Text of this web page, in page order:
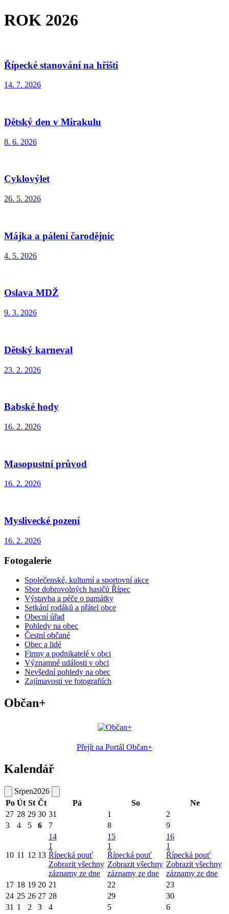
ROK 2026
Řípecké stanování na hřišti
14. 7. 2026
Dětský den v Mirakulu
8. 6. 2026
Cyklovýlet
26. 5. 2026
Májka a pálení čarodějnic
4. 5. 2026
Oslava MDŽ
9. 3. 2026
Dětský karneval
23. 2. 2026
Babské hody
16. 2. 2026
Masopustní průvod
16. 2. 2026
Myslivecké pození
16. 2. 2026
Fotogalerie
Společenské, kulturní a sportovní akce
Sbor dobrovolných hasičů Řípec
Výstavba a péče o památky
Setkání rodáků a přátel obce
Obecní úřad
Pohledy na obec
Čestní občané
Obec a lidé
Firmy a podnikatelé v obci
Významné události v obci
Nevšední pohledy na obec
Zajímavosti ve fotografiích
Občan+
Přejít na Portál Občan+
Kalendář
Srpen2026
Po Út St Čt Pá So
Ne
27 28 29 30 31 1
2
3
4 5 6 7 8 9
10 11 12 13
14
1
Řípecká pouť
Zobrazit všechny
záznamy ze dne
15
1
Řípecká pouť
Zobrazit všechny
záznamy ze dne
16
1
Řípecká pouť
Zobrazit všechny
záznamy ze dne
17 18 19 20 21 22
23
24 25 26 27 28 29
30
31 1 2 3 4 5 6